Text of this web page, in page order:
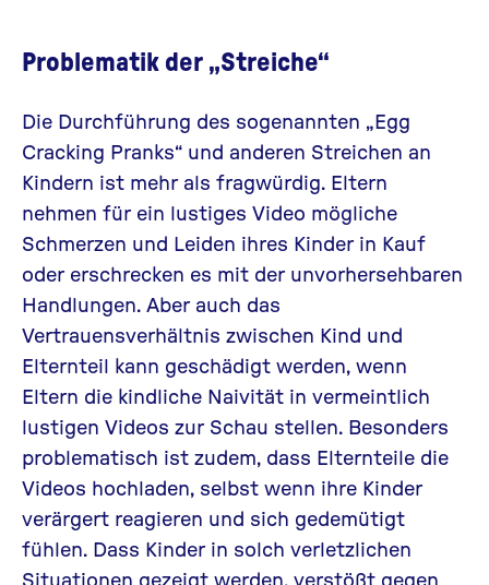
Problematik der „Streiche“
Die Durchführung des sogenannten „Egg
Cracking Pranks“ und anderen Streichen an
Kindern ist mehr als fragwürdig. Eltern
nehmen für ein lustiges Video mögliche
Schmerzen und Leiden ihres Kinder in Kauf
oder erschrecken es mit der unvorhersehbaren
Handlungen. Aber auch das
Vertrauensverhältnis zwischen Kind und
Elternteil kann geschädigt werden, wenn
Eltern die kindliche Naivität in vermeintlich
lustigen Videos zur Schau stellen. Besonders
problematisch ist zudem, dass Elternteile die
Videos hochladen, selbst wenn ihre Kinder
verärgert reagieren und sich gedemütigt
fühlen. Dass Kinder in solch verletzlichen
Situationen gezeigt werden, verstößt gegen